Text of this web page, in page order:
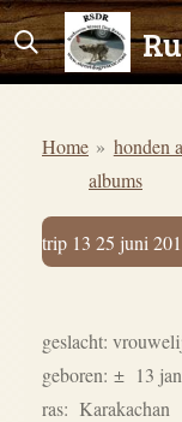
Ga
direct
hoofdinhoud
Home » honden
albums
trip 13 25 juni
geslacht:
geboren: ± 13
ras: Karakachan